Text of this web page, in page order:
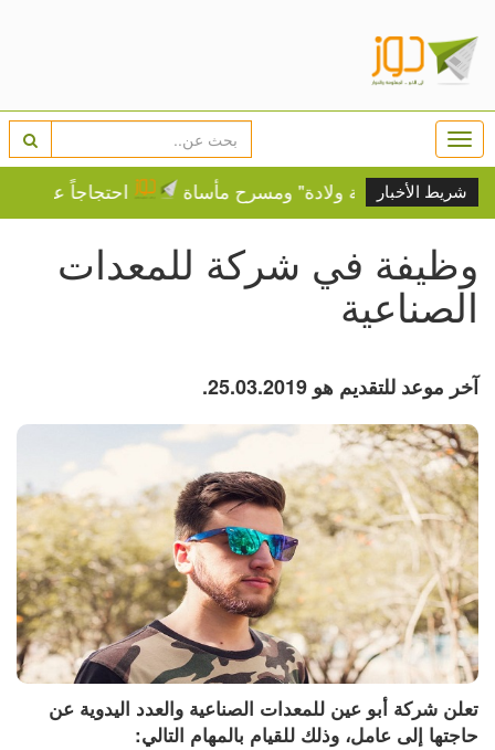
شريط الأخبار
إلى "غرفة ولادة" ومسرح مأساة احتجاجاً على
وظيفة في شركة للمعدات
الصناعية
آخر موعد للتقديم هو 25.03.2019.
حاجتها إلى عامل، وذلك للقيام بالمهام التالي: